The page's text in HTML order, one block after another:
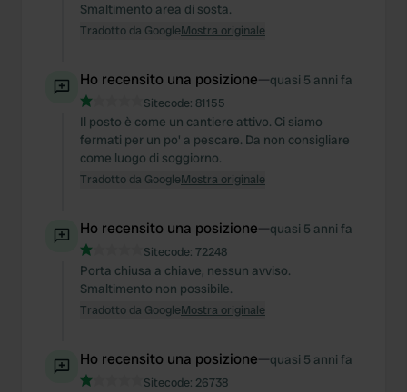
Smaltimento area di sosta.
Tradotto da GoogleMostra originale
Ho recensito una posizione—quasi 5 anni fa
Sitecode: 81155
Il posto è come un cantiere attivo. Ci siamo
fermati per un po' a pescare. Da non consigliare
come luogo di soggiorno.
Tradotto da GoogleMostra originale
Ho recensito una posizione—quasi 5 anni fa
Sitecode: 72248
Porta chiusa a chiave, nessun avviso.
Smaltimento non possibile.
Tradotto da GoogleMostra originale
Ho recensito una posizione—quasi 5 anni fa
Sitecode: 26738